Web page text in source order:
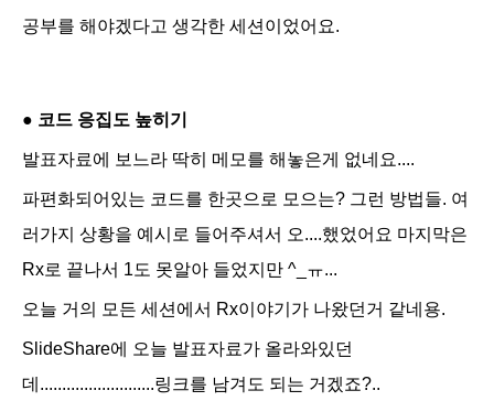
공부를 해야겠다고 생각한 세션이었어요.
● 코드 응집도 높히기
발표자료에 보느라 딱히 메모를 해놓은게 없네요....
파편화되어있는 코드를 한곳으로 모으는? 그런 방법들. 여
러가지 상황을 예시로 들어주셔서 오....했었어요 마지막은
Rx로 끝나서 1도 못알아 들었지만 ^_ㅠ...
오늘 거의 모든 세션에서 Rx이야기가 나왔던거 같네용.
SlideShare에 오늘 발표자료가 올라와있던
데..........................링크를 남겨도 되는 거겠죠?..